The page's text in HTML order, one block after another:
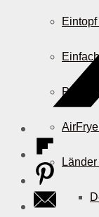
Eintopf
Pizza